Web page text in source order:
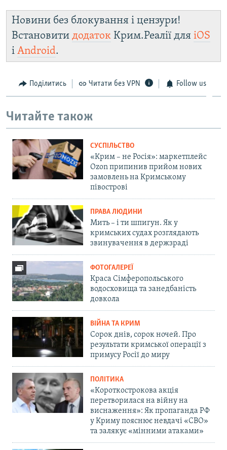
Новини без блокування і цензури!
Встановити додаток Крим.Реалії для iOS
і Android.
Поділитись Читати без VPN Follow us
Читайте також
СУСПІЛЬСТВО
«Крим – не Росія»: маркетплейс
Ozon припинив прийом нових
замовлень на Кримському
півострові
ПРАВА ЛЮДИНИ
Мить – і ти шпигун. Як у
кримських судах розглядають
звинувачення в держзраді
ФОТОГАЛЕРЕЇ
Краса Сімферопольського
водосховища та занедбаність
довкола
ВІЙНА ТА КРИМ
Сорок днів, сорок ночей. Про
результати кримської операції з
примусу Росії до миру
ПОЛІТИКА
«Короткострокова акція
перетворилася на війну на
виснаження»: Як пропаганда РФ
у Криму пояснює невдачі «СВО»
та залякує «мінними атаками»